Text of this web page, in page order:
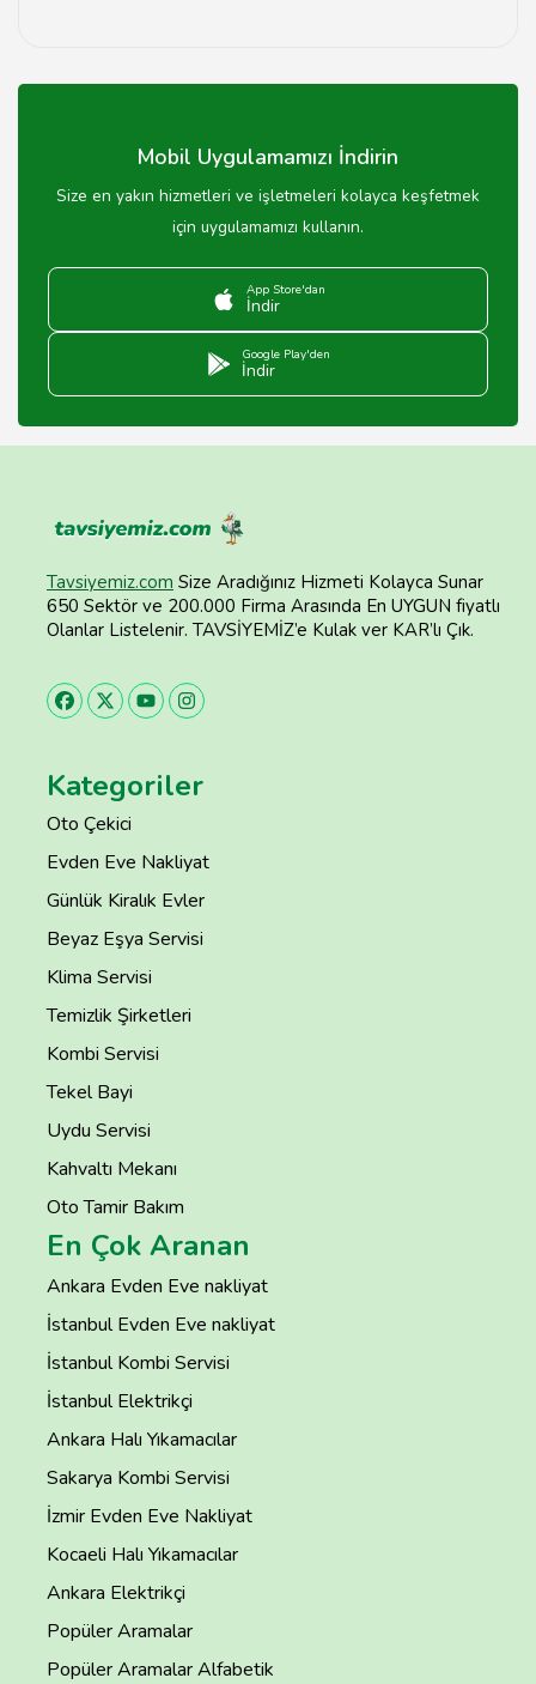
mevcuttur ve bu tür organizasyonlar için uygun
Mobil Uygulamamızı İndirin
Size en yakın hizmetleri ve işletmeleri kolayca keşfetmek
için uygulamamızı kullanın.
App Store'dan
İndir
Google Play'den
İndir
Tavsiyemiz.com Size Aradığınız Hizmeti Kolayca Sunar
650 Sektör ve 200.000 Firma Arasında En UYGUN fiyatlı
Olanlar Listelenir. TAVSİYEMİZ’e Kulak ver KAR’lı Çık.
Kategoriler
Oto Çekici
Evden Eve Nakliyat
Günlük Kiralık Evler
Beyaz Eşya Servisi
Klima Servisi
Temizlik Şirketleri
Kombi Servisi
Tekel Bayi
Uydu Servisi
Kahvaltı Mekanı
Oto Tamir Bakım
En Çok Aranan
Ankara Evden Eve nakliyat
İstanbul Evden Eve nakliyat
İstanbul Kombi Servisi
İstanbul Elektrikçi
Ankara Halı Yıkamacılar
Sakarya Kombi Servisi
İzmir Evden Eve Nakliyat
Kocaeli Halı Yıkamacılar
Ankara Elektrikçi
Popüler Aramalar
Popüler Aramalar Alfabetik